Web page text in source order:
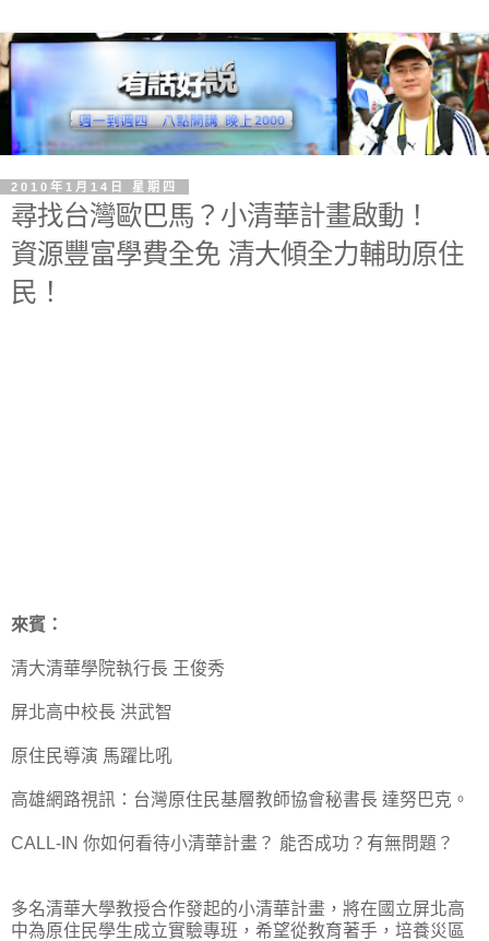
2010年1月14日 星期四
尋找台灣歐巴馬？小清華計畫啟動！
資源豐富學費全免 清大傾全力輔助原住
民！
來賓：
清大清華學院執行長 王俊秀
屏北高中校長 洪武智
原住民導演 馬躍比吼
高雄網路視訊：台灣原住民基層教師協會秘書長 達努巴克。
CALL-IN 你如何看待小清華計畫？ 能否成功？有無問題？
多名清華大學教授合作發起的小清華計畫，將在國立屏北高
中為原住民學生成立實驗專班，希望從教育著手，培養災區